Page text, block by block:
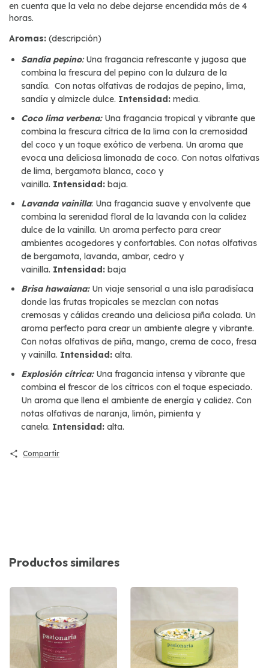
en cuenta que la vela no debe dejarse encendida más de 4
horas.
Aromas: (descripción)
Sandía pepino:Una fragancia refrescante y jugosa que
combina la frescura del pepino con la dulzura de la
sandía. Con notas olfativas de rodajas de pepino, lima,
sandía y almizcle dulce. Intensidad: media.
Coco lima verbena:Una fragancia tropical y vibrante que
combina la frescura cítrica de la lima con la cremosidad
del coco y un toque exótico de verbena. Un aroma que
evoca una deliciosa limonada de coco. Con notas olfativas
de lima, bergamota blanca, coco y
vainilla. Intensidad: baja.
Lavanda vainilla: Una fragancia suave y envolvente que
combina la serenidad floral de la lavanda con la calidez
dulce de la vainilla. Un aroma perfecto para crear
ambientes acogedores y confortables. Con notas olfativas
de bergamota, lavanda, ambar, cedro y
vainilla. Intensidad: baja
Brisa hawaiana:Un viaje sensorial a una isla paradisíaca
donde las frutas tropicales se mezclan con notas
cremosas y cálidas creando una deliciosa piña colada. Un
aroma perfecto para crear un ambiente alegre y vibrante.
Con notas olfativas de piña, mango, crema de coco, fresa
y vainilla. Intensidad: alta.
Explosión cítrica: Una fragancia intensa y vibrante que
combina el frescor de los cítricos con el toque especiado.
Un aroma que llena el ambiente de energía y calidez. Con
notas olfativas de naranja, limón, pimienta y
canela. Intensidad: alta.
Compartir
Productos similares